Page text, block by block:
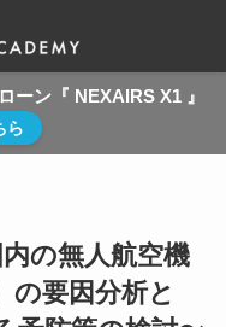
ーン『 NEXAIRS X1 』
ら
内の無人航空機
の要因分析と